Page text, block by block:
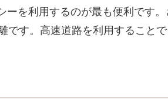
ーを利用するのが最も便利です
です。高速道路を利用すること